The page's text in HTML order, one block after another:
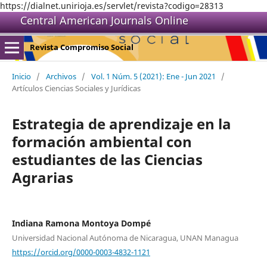
https://dialnet.unirioja.es/servlet/revista?codigo=28313
Central American Journals Online
Revista Compromiso Social
Inicio / Archivos / Vol. 1 Núm. 5 (2021): Ene - Jun 2021
/
Artículos Ciencias Sociales y Jurídicas
Estrategia de aprendizaje en la
formación ambiental con
estudiantes de las Ciencias
Agrarias
Indiana Ramona Montoya Dompé
Universidad Nacional Autónoma de Nicaragua, UNAN Managua
https://orcid.org/0000-0003-4832-1121